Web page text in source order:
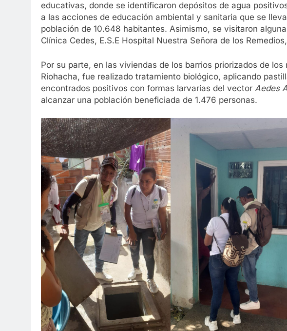
educativas, donde se identificaron depósitos de agua
a las acciones de educación ambiental y sanitaria que se
población de 10.648 habitantes. Asimismo, se visitaron
Clínica Cedes, E.S.E Hospital Nuestra Señora de los
Por su parte, en las viviendas de los barrios priorizados de
Riohacha, fue realizado tratamiento biológico, aplicando
encontrados positivos con formas larvarias del vector Aedes
alcanzar una población beneficiada de 1.476 personas.